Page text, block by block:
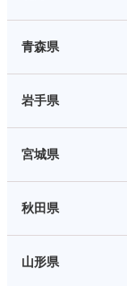
青森県
岩手県
宮城県
秋田県
山形県